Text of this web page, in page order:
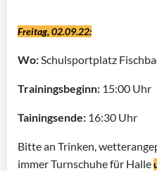
Freitag, 02.09.22:
Wo:Schulsportplatz
Trainingsbeginn: 15:00 Uhr
Tainingsende: 16:30 Uhr
Bitte an Trinken,
immer Turnschuhe für Halle